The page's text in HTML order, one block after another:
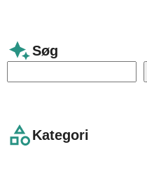
Søg
c
Kategori